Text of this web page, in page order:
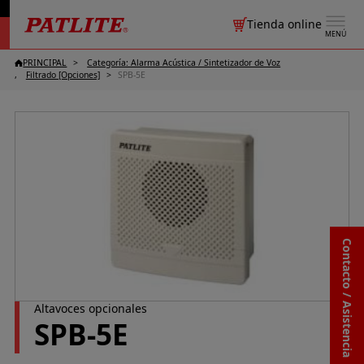
MENÚ
Tienda online
Contacto / Asistencia
PRINCIPAL
Categoría: Alarma Acústica / Sintetizador de Voz
Filtrado [Opciones]
SPB-5E
Altavoces opcionales
SPB-5E